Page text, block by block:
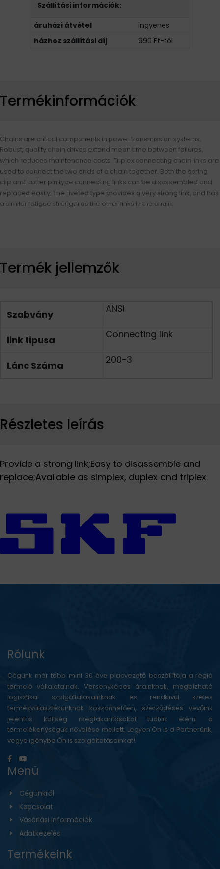
Szállítási információk:
áruházi átvétel
ingyenes
házhoz szállítási díj
990 Ft-tól
Termékinformációk
Chains are critical components in power transmission systems.
Robust, quality chain drives extend mean time between failures,
which reduces maintenance costs. Triplex connecting chain links are
used to connect the two ends of a chain together. Both the spring
clip and cotter pin type connecting links can be disassembled and
replaced easily. The riveted type provides a very strong link, and has
a similar fatigue strength as the other links in the chain.
Termék jellemzők
Szabvány ANSI
link tipusa Connecting link
Lánc Száma 200-3
Részletes leírás
Provide a strong link;Easy to disassemble and
replace;Available as simplex, duplex and triplex
Rólunk
Cégünk már több mint 30 éve piacvezető beszállítója a régió
termelő vállalatainak. Versenyképes árainknak, megbízható
logisztikai szolgáltatásainknak és rendkívül széles
termékválasztékunknak köszönhetően, szerződéses vevőink
jelentős költség megtakarításokat tudtak elérni a
termelékenységük növelése mellett. Legyen Ön is a Partnerünk,
vegye igénybe Ön is szolgáltatásainkat!
Menü
Cégünkről
Kapcsolat
Vásárlási információk
Adatkezelés
Termékeink